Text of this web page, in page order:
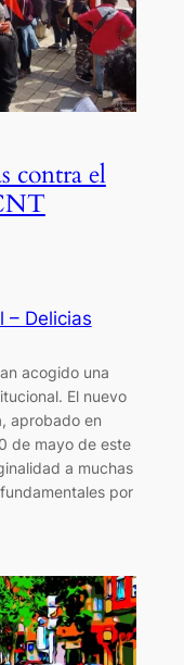
contra el
– Delicias
acogido una
El nuevo
aprobado en
de mayo de este
a muchas
por